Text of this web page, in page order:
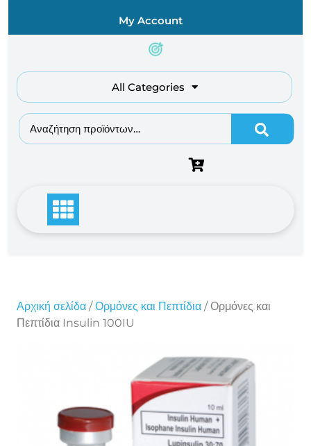
My Account
All Categories
Αναζήτηση για:
Αρχική σελίδα /Ορμόνες και Πεπτίδια / Ορμόνες και
Πεπτίδια Insulin 100IU